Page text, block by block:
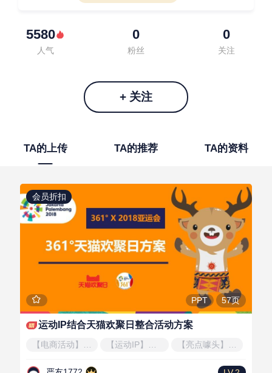
5580
人气
0
粉丝
0
关注
+ 关注
TA的上传 TA的推荐 TA的资料
会员折扣
PPT 57页
运动IP结合天猫欢聚日整合活动方案